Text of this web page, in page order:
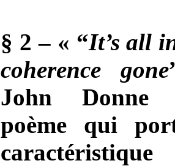
§ 2 – « “It’s all
coherence gone
John Donne
poème qui